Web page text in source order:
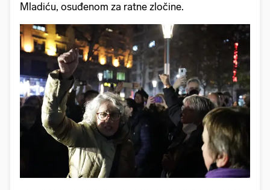
Mladiću, osuđenom za ratne zločine.